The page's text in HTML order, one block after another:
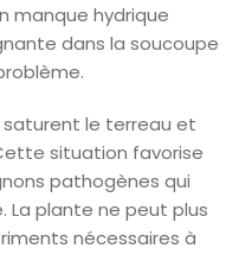
manque hydrique
dans la soucoupe
le terreau et
situation favorise
pathogènes qui
plante ne peut plus
nécessaires à